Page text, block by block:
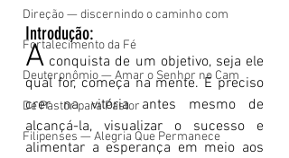
Direção — discernindo o caminho com
Fortalecimento da Fé
Deuteronômio — Amar o Senhor no Cam
De Pastor para Pastor
Filipenses — Alegria Que Permanece
Introdução:
A conquista de um objetivo, seja ele
qual for, começa na mente. É preciso
crer na vitória antes mesmo de
alcançá-la, visualizar o sucesso e
alimentar a esperança em meio aos